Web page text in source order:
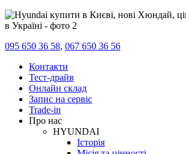
095 650 36 58, 067 650 36 56
Контакти
Тест-драйв
Онлайн склад
Запис на сервіс
Trade-in
Про нас
HYUNDAI
Історія